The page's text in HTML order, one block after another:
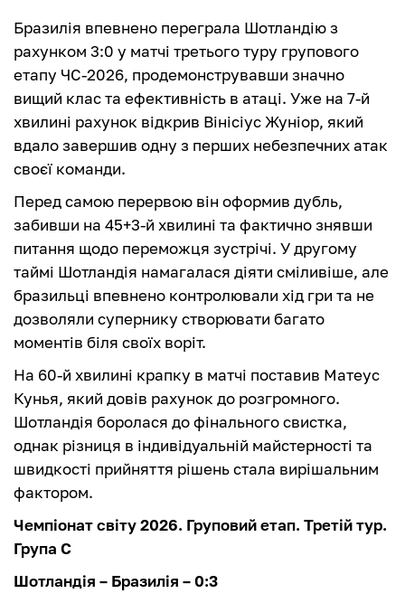
Бразилія впевнено переграла Шотландію з
рахунком 3:0 у матчі третього туру групового
етапу ЧС-2026, продемонструвавши значно
вищий клас та ефективність в атаці. Уже на 7-й
хвилині рахунок відкрив Вінісіус Жуніор, який
вдало завершив одну з перших небезпечних атак
своєї команди.
Перед самою перервою він оформив дубль,
забивши на 45+3-й хвилині та фактично знявши
питання щодо переможця зустрічі. У другому
таймі Шотландія намагалася діяти сміливіше, але
бразильці впевнено контролювали хід гри та не
дозволяли супернику створювати багато
моментів біля своїх воріт.
На 60-й хвилині крапку в матчі поставив Матеус
Кунья, який довів рахунок до розгромного.
Шотландія боролася до фінального свистка,
однак різниця в індивідуальній майстерності та
швидкості прийняття рішень стала вирішальним
фактором.
Чемпіонат світу 2026. Груповий етап. Третій тур.
Група С
Шотландія – Бразилія – 0:3